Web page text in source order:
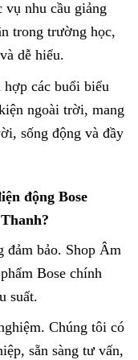
vụ nhu cầu giảng
trong trường học,
dễ hiểu.
các buổi biểu
ngoài trời, mang
sống động và đầy
động Bose
đảm bảo. Shop Âm
Bose chính
suất.
Chúng tôi có
sẵn sàng tư vấn,